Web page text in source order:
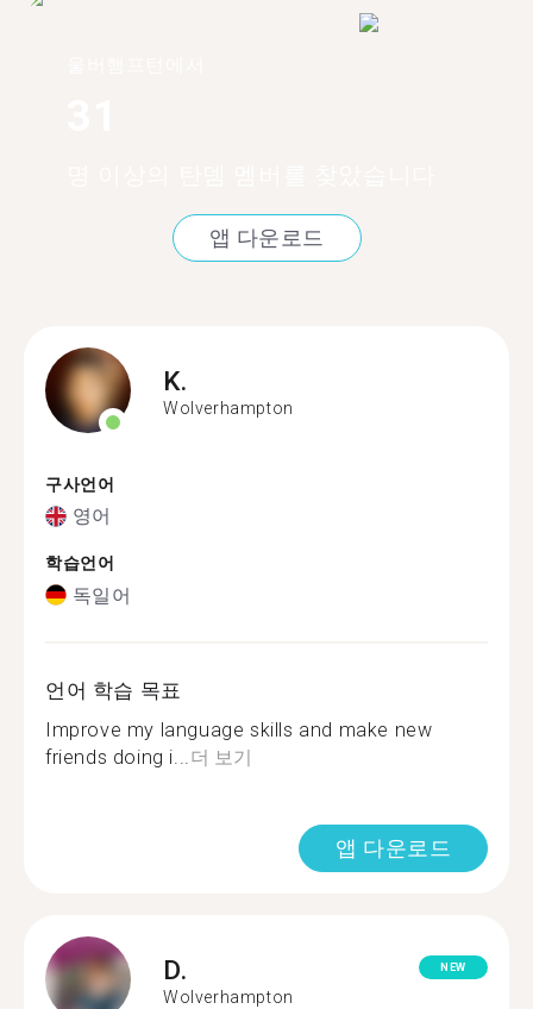
앱 다운로드
K.
Wolverhampton
구사언어
영어
학습언어
독일어
언어 학습 목표
Improve my language skills and make new
friends doing i... 더 보기
앱 다운로드
D.
Wolverhampton
NEW